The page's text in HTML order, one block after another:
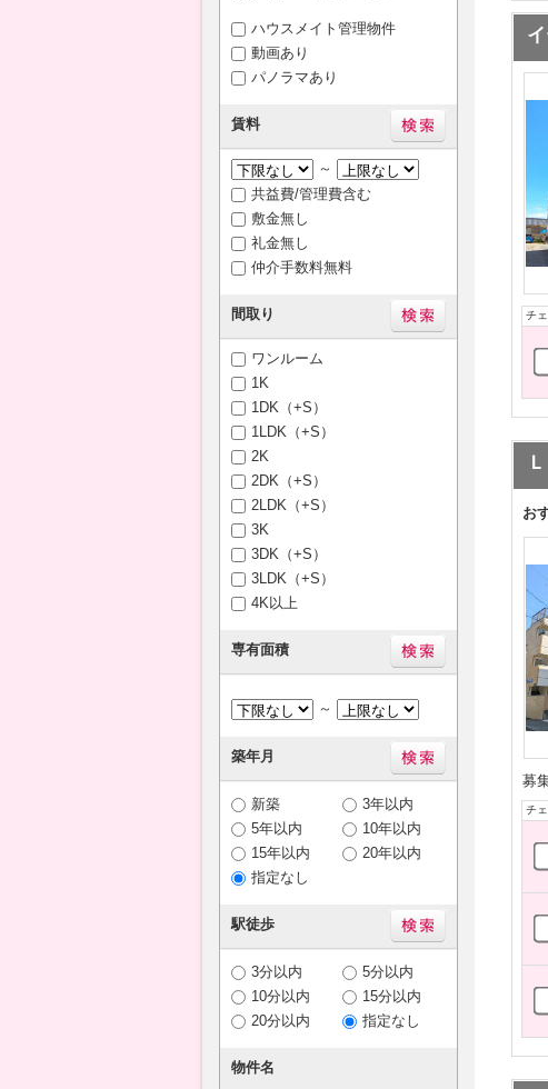
ハウスメイト管理物件
動画あり
パノラマあり
賃料
～
共益費/管理費含む
敷金無し
礼金無し
仲介手数料無料
間取り
ワンルーム
1K
1DK（+S）
1LDK（+S）
2K
2DK（+S）
2LDK（+S）
3K
3DK（+S）
3LDK（+S）
4K以上
専有面積
～
築年月
新築
3年以内
5年以内
10年以内
15年以内
20年以内
指定なし
駅徒歩
3分以内
5分以内
10分以内
15分以内
20分以内
指定なし
物件名
チ
お
募
チ